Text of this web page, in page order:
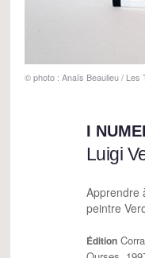
© photo : Anaïs Beaulieu / Les
I
Luigi
Apprendre
peintre
Édition